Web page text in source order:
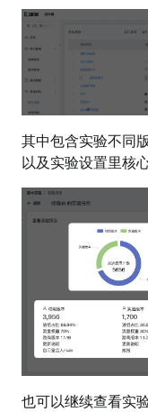
其中包含实验不同
以及实验设置里核
也可以继续查看实